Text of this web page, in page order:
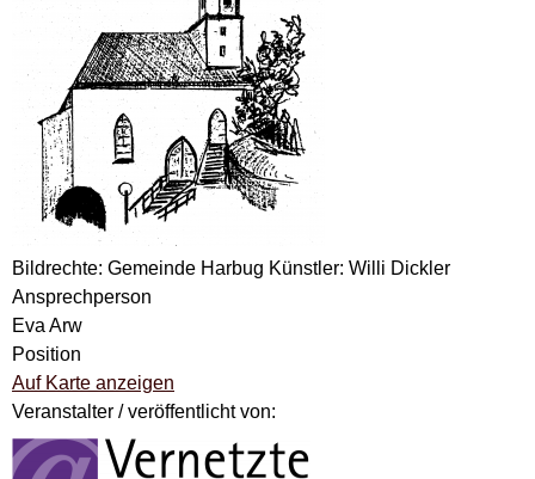
Bildrechte: Gemeinde Harbug Künstler: Willi Dickler
Ansprechperson
Eva Arw
Position
Auf Karte anzeigen
Veranstalter / veröffentlicht von: